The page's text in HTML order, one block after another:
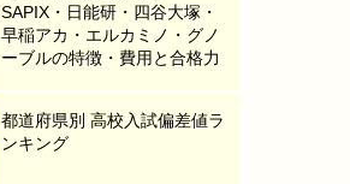
SAPIX・日能研・四谷大塚・
早稲アカ・エルカミノ・グノ
ーブルの特徴・費用と合格力
都道府県別 高校入試偏差値ラ
ンキング